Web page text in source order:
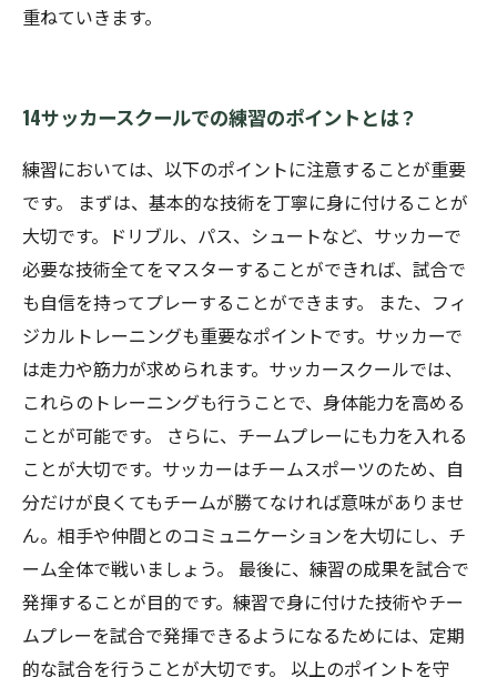
重ねていきます。
14サッカースクールでの練習のポイントとは？
練習においては、以下のポイントに注意することが重要
です。 まずは、基本的な技術を丁寧に身に付けることが
大切です。ドリブル、パス、シュートなど、サッカーで
必要な技術全てをマスターすることができれば、試合で
も自信を持ってプレーすることができます。 また、フィ
ジカルトレーニングも重要なポイントです。サッカーで
は走力や筋力が求められます。サッカースクールでは、
これらのトレーニングも行うことで、身体能力を高める
ことが可能です。 さらに、チームプレーにも力を入れる
ことが大切です。サッカーはチームスポーツのため、自
分だけが良くてもチームが勝てなければ意味がありませ
ん。相手や仲間とのコミュニケーションを大切にし、チ
ーム全体で戦いましょう。 最後に、練習の成果を試合で
発揮することが目的です。練習で身に付けた技術やチー
ムプレーを試合で発揮できるようになるためには、定期
的な試合を行うことが大切です。 以上のポイントを守